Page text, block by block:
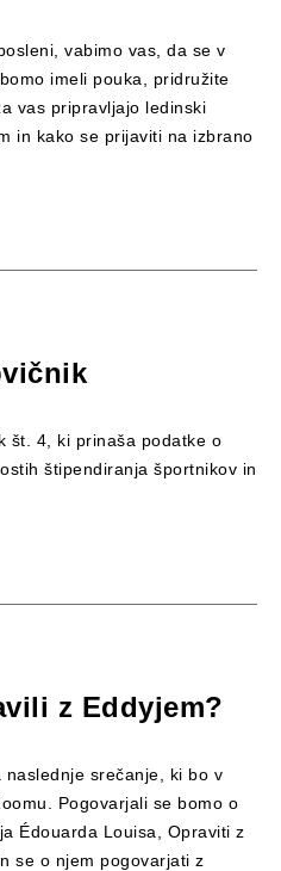
vabimo vas, da se v
imeli pouka, pridružite
vas pripravljajo ledinski
in kako se prijaviti na izbrano
št. 4, ki prinaša podatke o
štipendiranja športnikov in
z Eddyjem?
srečanje, ki bo v
Pogovarjali se bomo o
Édouarda Louisa, Opraviti z
se o njem pogovarjati z